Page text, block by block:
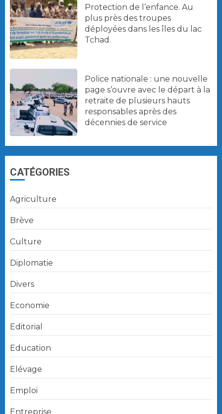
Protection de l’enfance. Au
plus près des troupes
déployées dans les îles du lac
Tchad.
Police nationale : une nouvelle
page s’ouvre avec le départ à la
retraite de plusieurs hauts
responsables après des
décennies de service
CATÉGORIES
Agriculture
Brève
Culture
Diplomatie
Divers
Economie
Editorial
Education
Elévage
Emploi
Entreprise